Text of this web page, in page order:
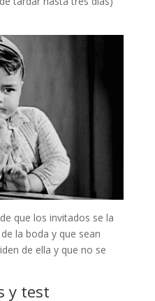
que los invitados se la
la boda y que sean
de ella y que no se
y test